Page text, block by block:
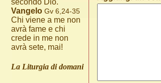
secondo Dio.
Vangelo Gv 6,24-35
Chi viene a me non
avrà fame e chi
crede in me non
avrà sete, mai!
La Liturgia di domani